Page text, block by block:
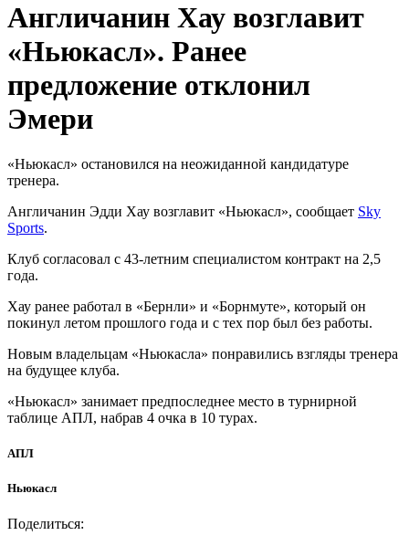
Англичанин Хау возглавит
«Ньюкасл». Ранее
предложение отклонил
Эмери
«Ньюкасл» остановился на неожиданной кандидатуре
тренера.
Англичанин Эдди Хау возглавит «Ньюкасл», сообщает Sky
Sports.
Клуб согласовал с 43-летним специалистом контракт на 2,5
года.
Хау ранее работал в «Бернли» и «Борнмуте», который он
покинул летом прошлого года и с тех пор был без работы.
Новым владельцам «Ньюкасла» понравились взгляды тренера
на будущее клуба.
«Ньюкасл» занимает предпоследнее место в турнирной
таблице АПЛ, набрав 4 очка в 10 турах.
АПЛ
Ньюкасл
Поделиться: